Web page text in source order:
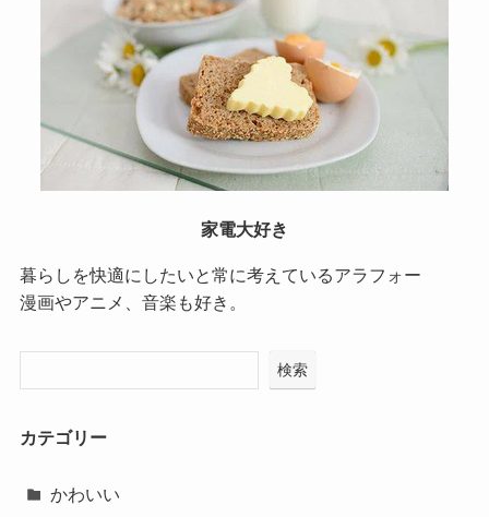
家電大好き
暮らしを快適にしたいと常に考えているアラフォー
漫画やアニメ、音楽も好き。
検索
カテゴリー
かわいい